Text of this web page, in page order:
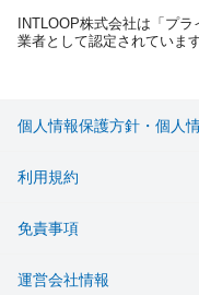
INTLOOP株式会社は「プ
業者として認定されています
個人情報保護方針・個人
利用規約
免責事項
運営会社情報